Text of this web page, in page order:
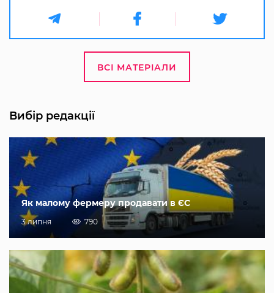
ВСІ МАТЕРІАЛИ
Вибір редакції
Як малому фермеру продавати в ЄС
3 липня 790